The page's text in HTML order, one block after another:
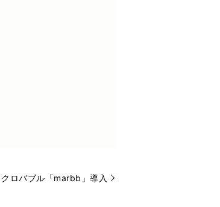
ロバブル「marbb」導入